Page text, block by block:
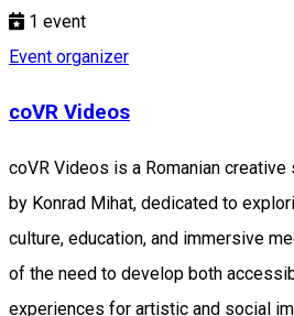
1 event
Event organizer
coVR Videos
coVR Videos is a Romanian
by Konrad Mihat, dedicated to
culture, education, and immersive
of the need to develop both
experiences for artistic and social